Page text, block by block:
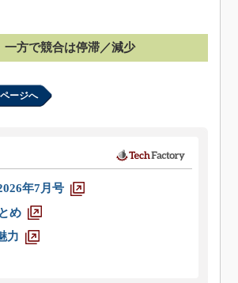
方で競合は停滞／減少
ージへ
年7月号
め
力